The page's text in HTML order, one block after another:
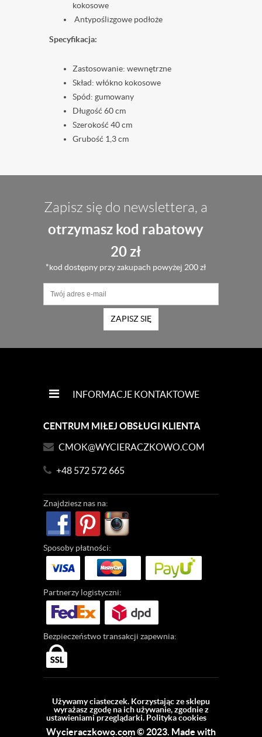
kokosowe
Antypoślizgowe podłoże
Specyfikacja:
Zastosowanie: wewnętrzne
Skład: włókno kokosowe
Spód: gumowany
Długość 60 cm
Szerokość 40 cm
Grubość 1,3 cm
Zapisz się do newslettera, a
otrzymasz kod rabatowy
20 zł
*kod dostępny przy zakupach powyżej 200 zł
ZAPISZ SIĘ
INFORMACJE KONTAKTOWE
CENTRUM MIŁEJ OBSŁUGI KLIENTA
CMOK@WYCIERACZKOWO.COM
+48 572 572 665
Znajdziesz nas na:
Sposoby płatności:
Partnerzy logistyczni:
Bezpieczeństwotransakcji zapewnia:
Używamy ciasteczek. Korzystając ze sklepu
wyrażasz zgodę na ich używanie, zgodnie z
ustawieniami przeglądarki. Polityka cookies
Wycieraczkowo.com © 2023. Made with